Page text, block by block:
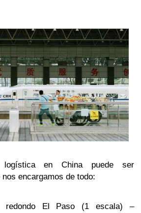
en China puede ser
encargamos de todo:
redondo El Paso (1 escala) –